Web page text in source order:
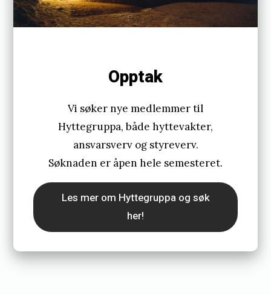
Opptak
Vi søker nye medlemmer til
Hyttegruppa, både hyttevakter,
ansvarsverv og styreverv.
Søknaden er åpen hele semesteret.
Les mer om Hyttegruppa og søk
her!